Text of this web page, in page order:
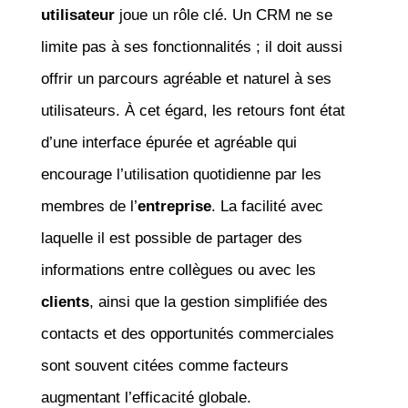
utilisateurjoue un rôle clé. Un CRM ne se
limite pas à ses fonctionnalités ; il doit aussi
offrir un parcours agréable et naturel à ses
utilisateurs. À cet égard, les retours font état
d’une interface épurée et agréable qui
encourage l’utilisation quotidienne par les
membres de l’entreprise. La facilité avec
laquelle il est possible de partager des
informations entre collègues ou avec les
clients, ainsi que la gestion simplifiée des
contacts et des opportunités commerciales
sont souvent citées comme facteurs
augmentant l’efficacité globale.